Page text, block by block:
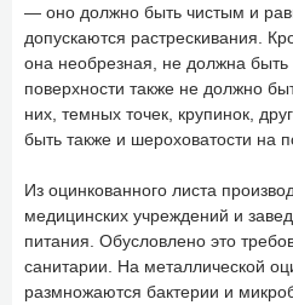
— оно должно быть чистым и
допускаются растрескивания.
она необрезная, не должна
поверхности также не должно
них, темных точек, крупинок,
быть также и шероховатости на
Из оцинкованного листа
медицинских учреждений и
питания. Обусловлено это
санитарии. На металлической
размножаются бактерии и